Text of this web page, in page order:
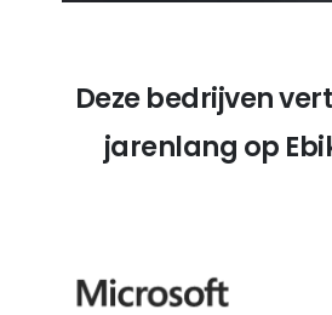
Deze bedrijven
jarenlang op